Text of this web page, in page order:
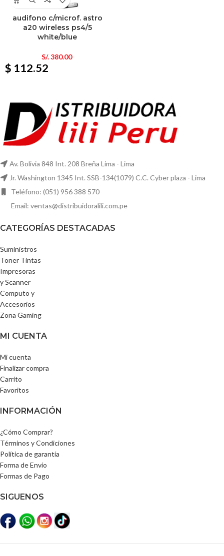
audifono c/microf. astro
a20 wireless ps4/5
white/blue
S/.380.00
$ 112.52
Av. Bolivia 848 Int. 208 Breña Lima - Lima
Jr. Washington 1345 Int. SSB-134(1079) C.C. Cyber plaza - Lima
Teléfono: (051) 956 388 570
Email: ventas@distribuidoralili.com.pe
CATEGORÍAS DESTACADAS
Suministros
Toner Tintas
Impresoras
y Scanner
Computo y
Accesorios
Zona Gaming
MI CUENTA
Mi cuenta
Finalizar compra
Carrito
Favoritos
INFORMACIÓN
¿Cómo Comprar?
Términos y Condiciones
Política de garantía
Forma de Envío
Formas de Pago
SIGUENOS